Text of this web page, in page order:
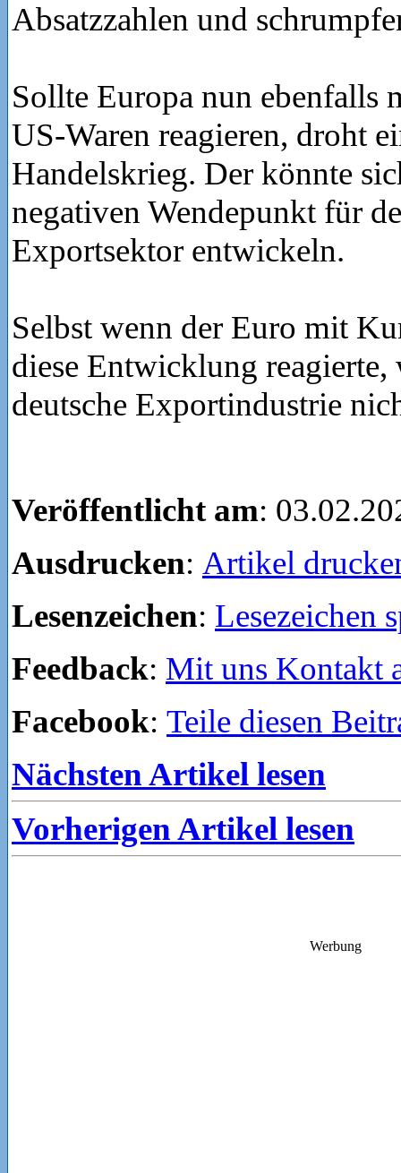
Absatzzahlen und
Sollte Europa nun ebenfalls
US-Waren reagieren, droht
Handelskrieg. Der könnte
negativen Wendepunkt für
Exportsektor entwickeln.
Selbst wenn der Euro mit
diese Entwicklung reagierte,
deutsche Exportindustrie
Veröffentlicht am:
Ausdrucken: Artikel
Lesenzeichen: Lesezeichen
Feedback: Mit uns Kontakt
Facebook: Teile diesen
Nächsten Artikel lesen
Vorherigen Artikel lesen
Werbung